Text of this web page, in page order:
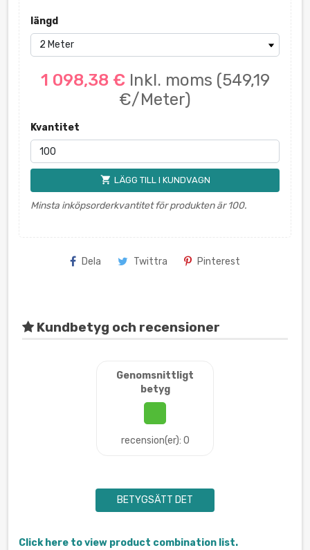
längd
1 098,38 € Inkl. moms (549,19
€/Meter)
Kvantitet
shopping_cart LÄGG TILL I KUNDVAGN
Minsta inköpsorderkvantitet för produkten är 100.
Dela Twittra Pinterest
Kundbetyg och recensioner
Genomsnittligt
betyg
recension(er): 0
BETYGSÄTT DET
Click here to view product combination list.